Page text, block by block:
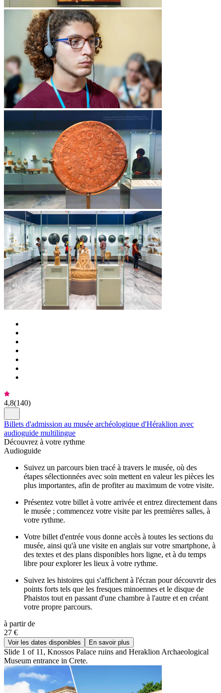
4,8(140)
Billets d'admission au musée archéologique d'Héraklion avec
audioguide multilingue
Découvrez à votre rythme
Audioguide
Suivez un parcours bien tracé à travers le musée, où des
étapes sélectionnées avec soin mettent en valeur les pièces les
plus importantes, afin de profiter au maximum de votre visite.
Présentez votre billet à votre arrivée et entrez directement dans
le musée ; commencez votre visite par les premières salles, à
votre rythme.
Votre billet d'entrée vous donne accès à toutes les sections du
musée, ainsi qu'à une visite en anglais sur votre smartphone, à
des textes et des plans disponibles hors ligne, et à du temps
libre pour explorer les lieux à votre rythme.
Suivez les histoires qui s'affichent à l'écran pour découvrir des
points forts tels que les fresques minoennes et le disque de
Phaistos tout en passant d'une chambre à l'autre et en créant
votre propre parcours.
à partir de
27 €
Voir les dates disponibles En savoir plus
Slide 1 of 11, Knossos Palace ruins and Heraklion Archaeological
Museum entrance in Crete.